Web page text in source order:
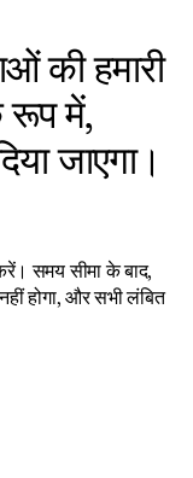
की हमारी
रूप में,
जाएगा।
समय सीमा के बाद,
होगा, और सभी लंबित